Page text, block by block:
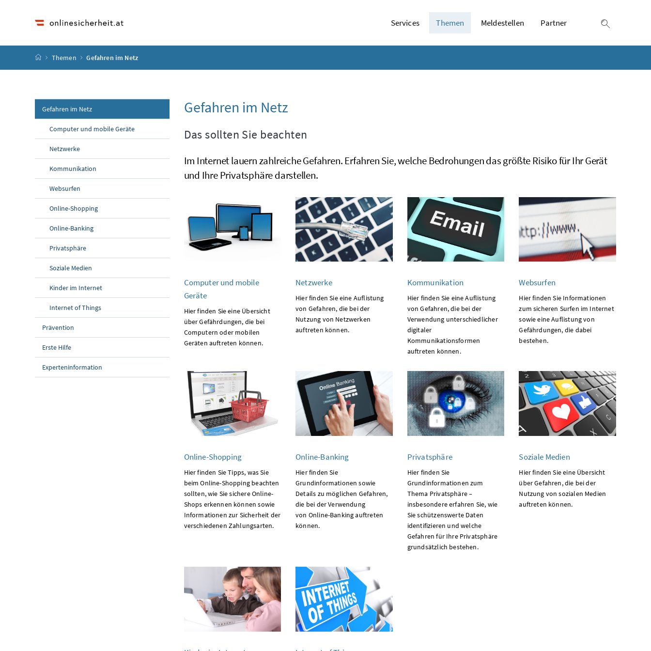
Services Themen Meldestellen Partner
Startseite
Themen Gefahren im Netz
Gefahren im Netz(aktuelle Seite)
Computer und mobile Geräte
Netzwerke
Kommunikation
Websurfen
Online-Shopping
Online-Banking
Privatsphäre
Soziale Medien
Kinder im Internet
Internet of Things
Prävention
Erste Hilfe
Experteninformation
Gefahren im Netz
Das sollten Sie beachten
Im Internet lauern zahlreiche Gefahren. Erfahren Sie, welche Bedrohungen das größte Risiko für Ihr Gerät
und Ihre Privatsphäre darstellen.
Computer und mobile
Geräte
Hier finden Sie eine Übersicht
über Gefährdungen, die bei
Computern oder mobilen
Geräten auftreten können.
Netzwerke
Hier finden Sie eine Auflistung
von Gefahren, die bei der
Nutzung von Netzwerken
auftreten können.
Kommunikation
Hier finden Sie eine Auflistung
von Gefahren, die bei der
Verwendung unterschiedlicher
digitaler
Kommunikationsformen
auftreten können.
Websurfen
Hier finden Sie Informationen
zum sicheren Surfen im Internet
sowie eine Auflistung von
Gefährdungen, die dabei
bestehen.
Online-Shopping
Hier finden Sie Tipps, was Sie
beim Online-Shopping beachten
sollten, wie Sie sichere Online-
Shops erkennen können sowie
Informationen zur Sicherheit der
verschiedenen Zahlungsarten.
Online-Banking
Hier finden Sie
Grundinformationen sowie
Details zu möglichen Gefahren,
die bei der Verwendung
von Online-Banking auftreten
können.
Privatsphäre
Hier finden Sie
Grundinformationen zum
Thema Privatsphäre –
insbesondere erfahren Sie, wie
Sie schützenswerte Daten
identifizieren und welche
Gefahren für Ihre Privatsphäre
grundsätzlich bestehen.
Soziale Medien
Hier finden Sie eine Übersicht
über Gefahren, die bei der
Nutzung von sozialen Medien
auftreten können.